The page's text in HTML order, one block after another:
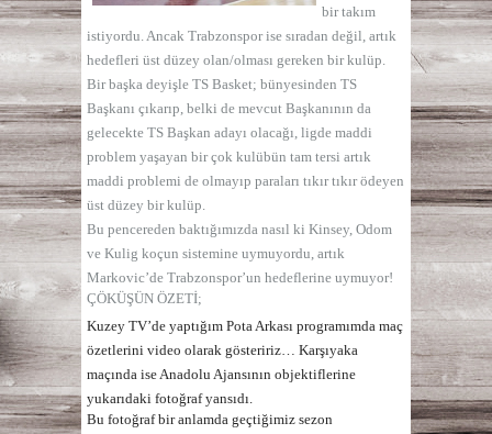
bir takım
istiyordu. Ancak Trabzonspor ise sıradan değil, artık
hedefleri üst düzey olan/olması gereken bir kulüp.
Bir başka deyişle TS Basket; bünyesinden TS
Başkanı çıkarıp, belki de mevcut Başkanının da
gelecekte TS Başkan adayı olacağı, ligde maddi
problem yaşayan bir çok kulübün tam tersi artık
maddi problemi de olmayıp paraları tıkır tıkır ödeyen
üst düzey bir kulüp.
Bu pencereden baktığımızda nasıl ki Kinsey, Odom
ve Kulig koçun sistemine uymuyordu, artık
Markovic’de Trabzonspor’un hedeflerine uymuyor!
ÇÖKÜŞÜN ÖZETİ;
Kuzey TV’de yaptığım Pota Arkası programımda maç
özetlerini video olarak gösteririz… Karşıyaka
maçında ise Anadolu Ajansının objektiflerine
yukarıdaki fotoğraf yansıdı.
Bu fotoğraf bir anlamda geçtiğimiz sezon